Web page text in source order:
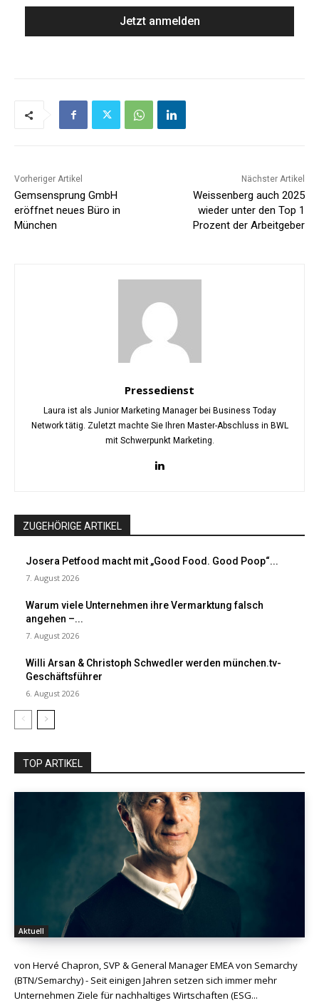
Vorheriger Artikel
Gemsensprung GmbH
eröffnet neues Büro in
München
Nächster Artikel
Weissenberg auch 2025
wieder unter den Top 1
Prozent der Arbeitgeber
Pressedienst
Laura ist als Junior Marketing Manager bei Business Today
Network tätig. Zuletzt machte Sie Ihren Master-Abschluss in BWL
mit Schwerpunkt Marketing.
ZUGEHÖRIGE ARTIKEL
Josera Petfood macht mit „Good Food. Good Poop“...
7. August 2026
Warum viele Unternehmen ihre Vermarktung falsch
angehen –...
7. August 2026
Willi Arsan & Christoph Schwedler werden münchen.tv-
Geschäftsführer
6. August 2026
TOP ARTIKEL
Aktuell
von Hervé Chapron, SVP & General Manager EMEA von Semarchy
(BTN/Semarchy) - Seit einigen Jahren setzen sich immer mehr
Unternehmen Ziele für nachhaltiges Wirtschaften (ESG...